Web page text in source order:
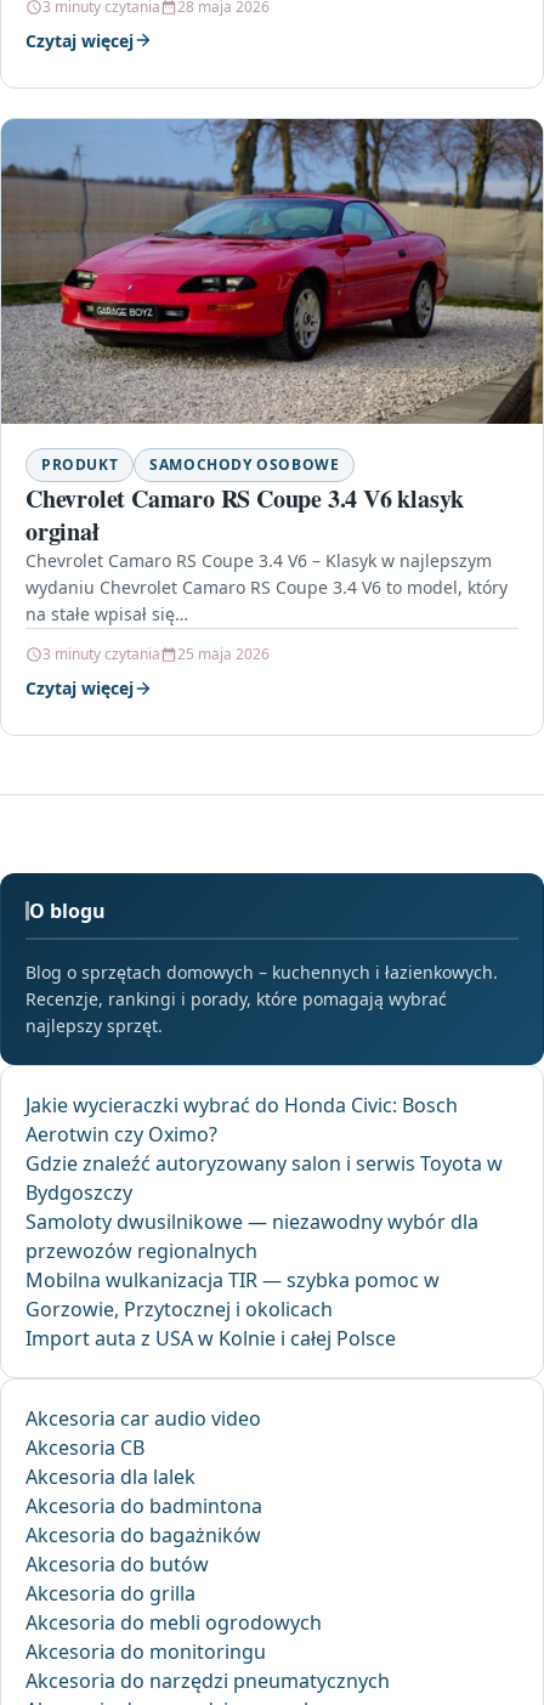
3 minuty czytania 28 maja 2026
Czytaj więcej
PRODUKT SAMOCHODY OSOBOWE
Chevrolet Camaro RS Coupe 3.4 V6 klasyk
orginał
Chevrolet Camaro RS Coupe 3.4 V6 – Klasyk w najlepszym
wydaniu Chevrolet Camaro RS Coupe 3.4 V6 to model, który
na stałe wpisał się…
3 minuty czytania 25 maja 2026
Czytaj więcej
O blogu
Blog o sprzętach domowych – kuchennych i łazienkowych.
Recenzje, rankingi i porady, które pomagają wybrać
najlepszy sprzęt.
Jakie wycieraczki wybrać do Honda Civic: Bosch
Aerotwin czy Oximo?
Gdzie znaleźć autoryzowany salon i serwis Toyota w
Bydgoszczy
Samoloty dwusilnikowe — niezawodny wybór dla
przewozów regionalnych
Mobilna wulkanizacja TIR — szybka pomoc w
Gorzowie, Przytocznej i okolicach
Import auta z USA w Kolnie i całej Polsce
Akcesoria car audio video
Akcesoria CB
Akcesoria dla lalek
Akcesoria do badmintona
Akcesoria do bagażników
Akcesoria do butów
Akcesoria do grilla
Akcesoria do mebli ogrodowych
Akcesoria do monitoringu
Akcesoria do narzędzi pneumatycznych